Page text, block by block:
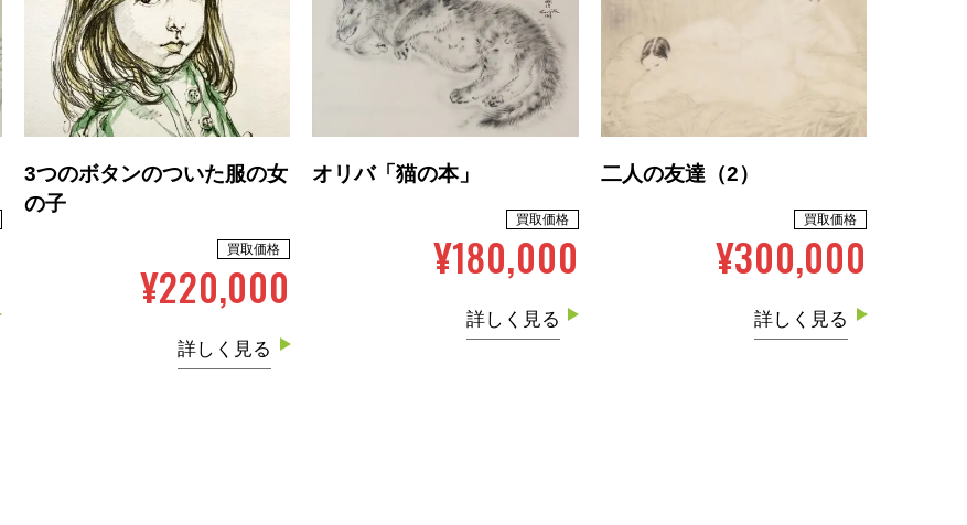
3つのボタンのついた服の女
の子
買取価格
¥220,000
詳しく見る
オリバ「猫の本」
買取価格
¥180,000
詳しく見る
二人の友達（2）
買取価格
¥300,000
詳しく見る